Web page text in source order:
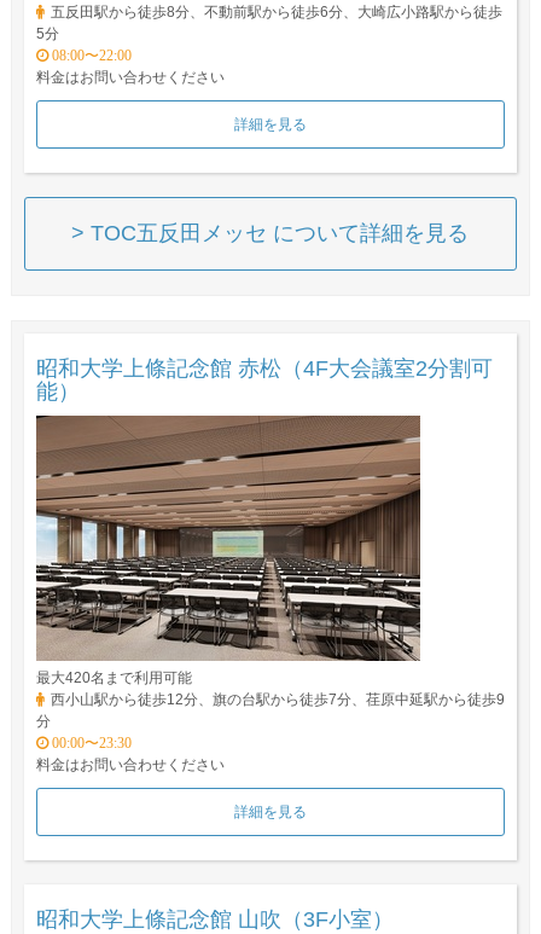
五反田駅から徒歩8分、不動前駅から徒歩6分、大崎広小路駅から徒歩
5分
08:00〜22:00
料金はお問い合わせください
詳細を見る
> TOC五反田メッセ について詳細を見る
昭和大学上條記念館 赤松（4F大会議室2分割可
能）
最大420名まで利用可能
西小山駅から徒歩12分、旗の台駅から徒歩7分、荏原中延駅から徒歩9
分
00:00〜23:30
料金はお問い合わせください
詳細を見る
昭和大学上條記念館 山吹（3F小室）